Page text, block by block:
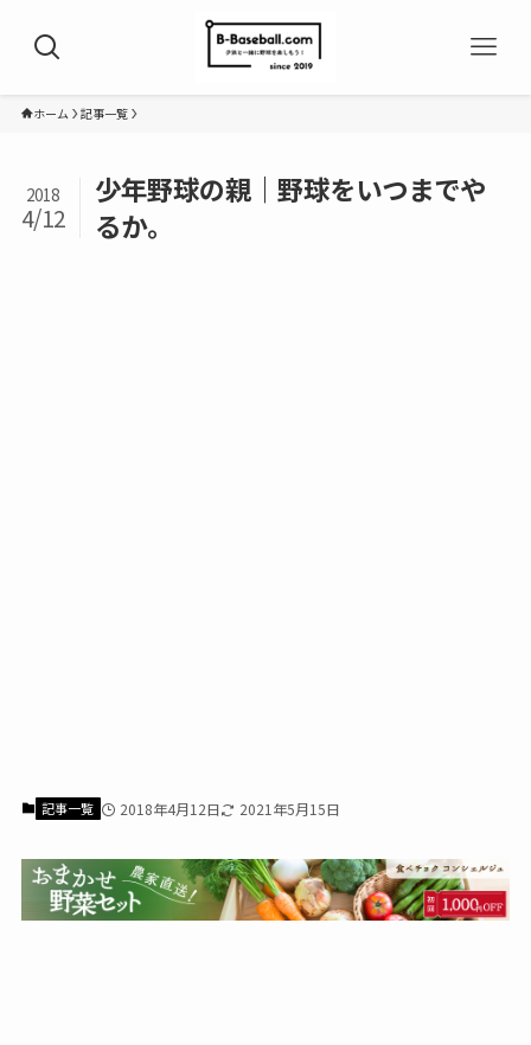
ホーム 記事一覧
少年野球の親｜野球をいつまでや
るか。
2018
4/12
記事一覧 2018年4月12日 2021年5月15日